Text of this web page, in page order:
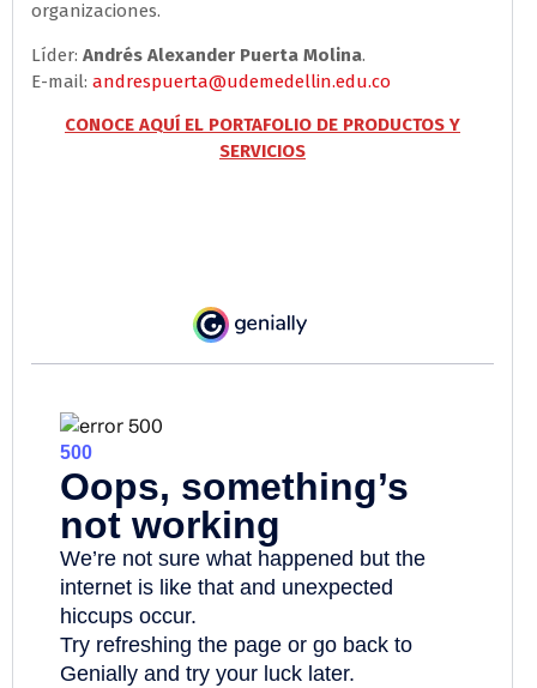
organizaciones.
Líder: Andrés Alexander Puerta Molina.
E-mail: andrespuerta@udemedellin.edu.co
CONOCE AQUÍ EL PORTAFOLIO DE PRODUCTOS Y
SERVICIOS